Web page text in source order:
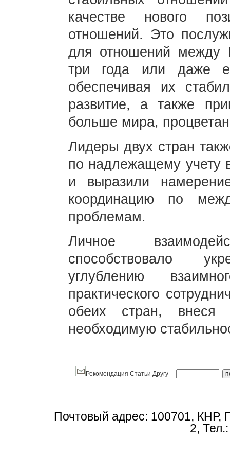
качестве нового
отношений. Это
для отношений
три года или даже
обеспечивая их
развитие, а также
больше мира,
Лидеры двух стран
по надлежащему учету
и выразили
координацию по
проблемам.
Личное
способствовало
углублению
практического
обеих стран,
необходимую
Рекомендация Статьи Другу
Почтовый адрес: 100701, КНР,
2,